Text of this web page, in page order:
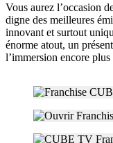
Vous aurez l’occasion
digne des meilleures
innovant et surtout
énorme atout, un
l’immersion encore